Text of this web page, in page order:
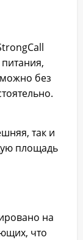
без
так и
площадь
на
что